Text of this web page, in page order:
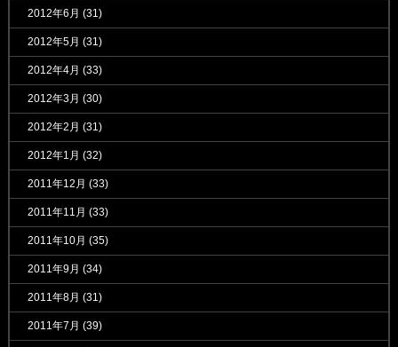
2012年6月 (31)
2012年5月 (31)
2012年4月 (33)
2012年3月 (30)
2012年2月 (31)
2012年1月 (32)
2011年12月 (33)
2011年11月 (33)
2011年10月 (35)
2011年9月 (34)
2011年8月 (31)
2011年7月 (39)